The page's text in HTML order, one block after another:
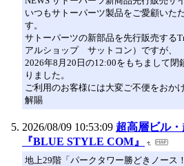
いつもサトーパーツ製品をご愛顧いた
す。
サトーパーツの新部品を先行販売する
アルショップ サットコン）ですが、
2026年8月20日の12:00をもちまして閉
りました。
ご利用のお客様には大変ご不便をおか
解賜
2026/08/09 10:53:09 超高層ビル
『BLUE STYLE COM』
地上29階「パークタワー勝どきノース